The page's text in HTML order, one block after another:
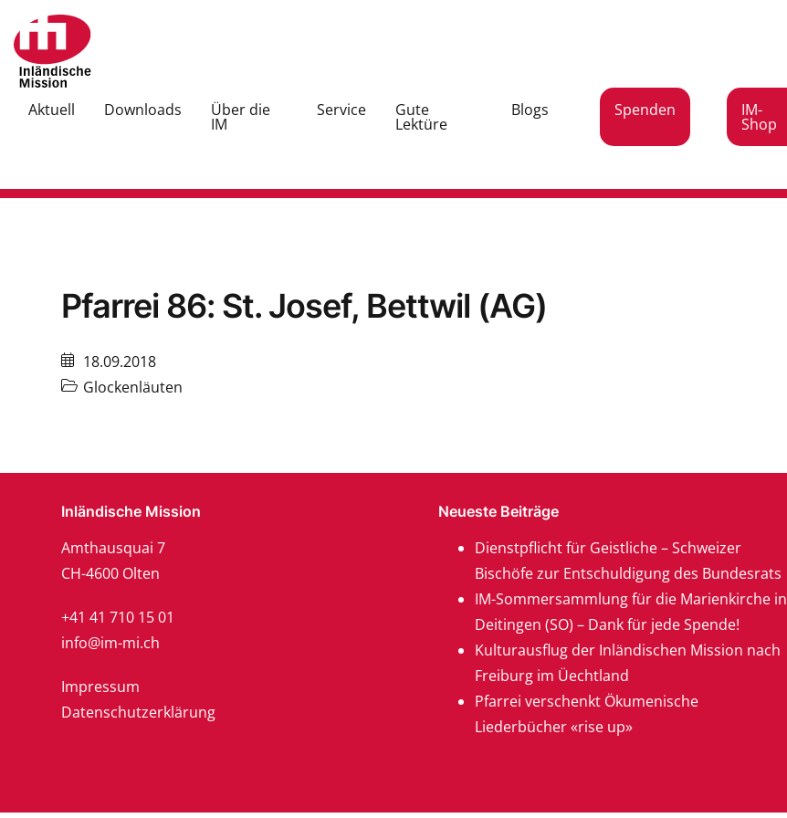
Aktuell Downloads Über die
IM
Service Gute
Lektüre
Blogs Spenden IM-
Shop
Pfarrei 86: St. Josef, Bettwil (AG)
18.09.2018
Glockenläuten
Inländische Mission
Amthausquai 7
CH-4600 Olten
+41 41 710 15 01
info@im-mi.ch
Impressum
Datenschutzerklärung
Neueste Beiträge
Dienstpflicht für Geistliche – Schweizer
Bischöfe zur Entschuldigung des Bundesrats
IM-Sommersammlung für die Marienkirche in
Deitingen (SO) – Dank für jede Spende!
Kulturausflug der Inländischen Mission nach
Freiburg im Üechtland
Pfarrei verschenkt Ökumenische
Liederbücher «rise up»